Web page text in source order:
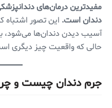
مفیدترین درمان‌های
دندان است. این تصور
آسیب دیدن دندان‌ها می‌شود،
حالی که واقعیت چیز دیگری
جرم دندان چیست و